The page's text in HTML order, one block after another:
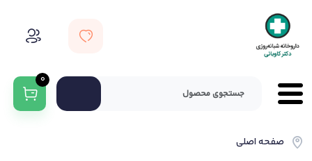
0
صفحه اصلی